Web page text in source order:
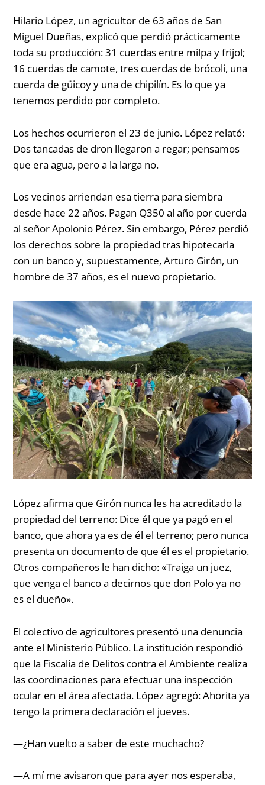
Hilario López, un agricultor de 63 años de San
Miguel Dueñas, explicó que perdió prácticamente
toda su producción:31 cuerdas entre milpa y frijol;
16 cuerdas de camote, tres cuerdas de brócoli, una
cuerda de güicoy y una de chipilín. Es lo que ya
tenemos perdido por completo.
Los hechos ocurrieron el 23 de junio. López relató:
Dos tancadas de dron llegaron a regar; pensamos
que era agua, pero a la larga no.
Los vecinos arriendan esa tierra para siembra
desde hace 22 años. Pagan Q350 al año por cuerda
al señor Apolonio Pérez. Sin embargo, Pérez perdió
los derechos sobre la propiedad tras hipotecarla
con un banco y, supuestamente, Arturo Girón, un
hombre de 37 años, es el nuevo propietario.
López afirma que Girón nunca les ha acreditado la
propiedad del terreno: Dice él que ya pagó en el
banco, que ahora ya es de él el terreno; pero nunca
presenta un documento de que él es el propietario.
Otros compañeros le han dicho: «Traiga un juez,
que venga el banco a decirnos que don Polo ya no
es el dueño».
El colectivo de agricultores presentó una denuncia
ante el Ministerio Público. La institución respondió
que la Fiscalía de Delitos contra el Ambiente realiza
las coordinaciones para efectuar una inspección
ocular en el área afectada. López agregó:Ahorita ya
tengo la primera declaración el jueves.
—¿Han vuelto a saber de este muchacho?
—A mí me avisaron que para ayer nos esperaba,